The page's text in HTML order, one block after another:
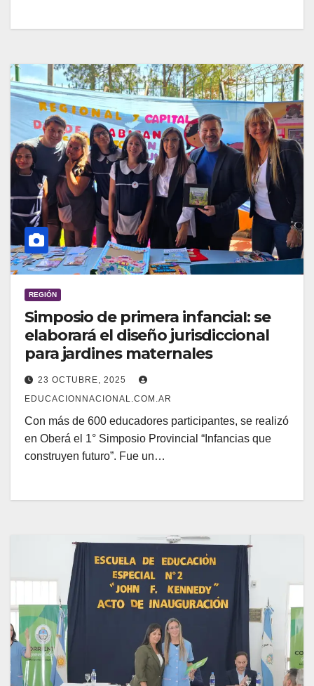
REGIÓN
Simposio de primera infanciaI: se
elaborará el diseño jurisdiccional
para jardines maternales
23 OCTUBRE, 2025
EDUCACIONNACIONAL.COM.AR
Con más de 600 educadores participantes, se realizó
en Oberá el 1° Simposio Provincial “Infancias que
construyen futuro”. Fue un…